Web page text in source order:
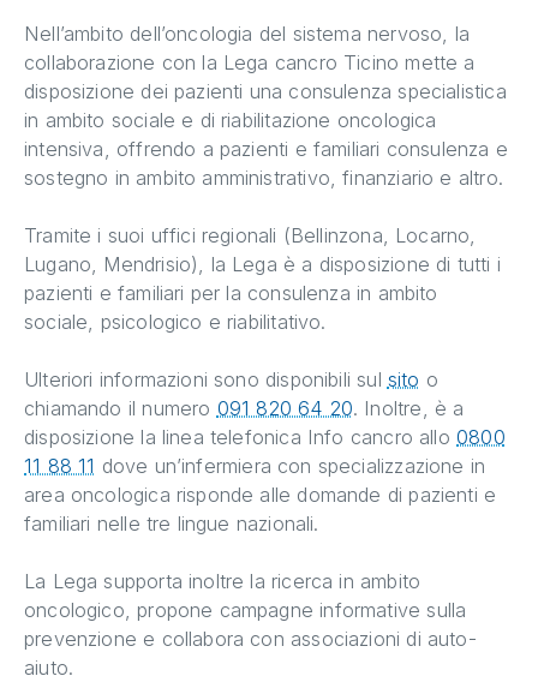
Nell’ambito dell’oncologia del sistema nervoso, la
collaborazione con la Lega cancro Ticino mette a
disposizione dei pazienti una consulenza specialistica
in ambito sociale e di riabilitazione oncologica
intensiva, offrendo a pazienti e familiari consulenza e
sostegno in ambito amministrativo, finanziario e altro.
Tramite i suoi uffici regionali (Bellinzona, Locarno,
Lugano, Mendrisio), la Lega è a disposizione di tutti i
pazienti e familiari per la consulenza in ambito
sociale, psicologico e riabilitativo.
Ulteriori informazioni sono disponibili sul sito o
chiamando il numero 091 820 64 20. Inoltre, è a
disposizione la linea telefonica Info cancro allo 0800
11 88 11 dove un’infermiera con specializzazione in
area oncologica risponde alle domande di pazienti e
familiari nelle tre lingue nazionali.
La Lega supporta inoltre la ricerca in ambito
oncologico, propone campagne informative sulla
prevenzione e collabora con associazioni di auto-
aiuto.